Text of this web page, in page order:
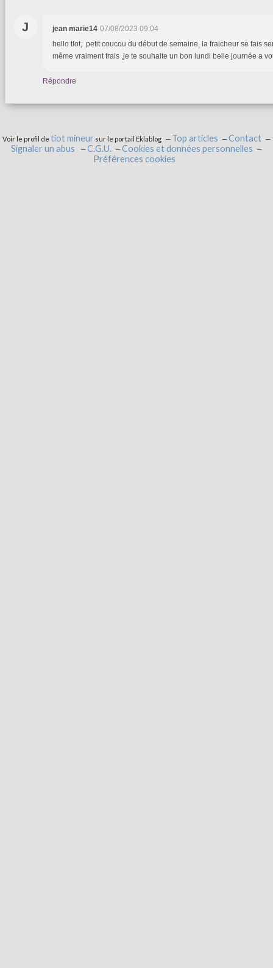
J jean marie14 07/08/2023 09:04
hello tIot, petit coucou du début de semaine, la fraicheur se fais
même vraiment frais ,je te souhaite un bon lundi belle journée a
Répondre
Voir le profil de tiot mineur sur le portail Eklablog Top articles
Contact
Signaler un abus
C.G.U.
Cookies et données personnelles
Préférences cookies